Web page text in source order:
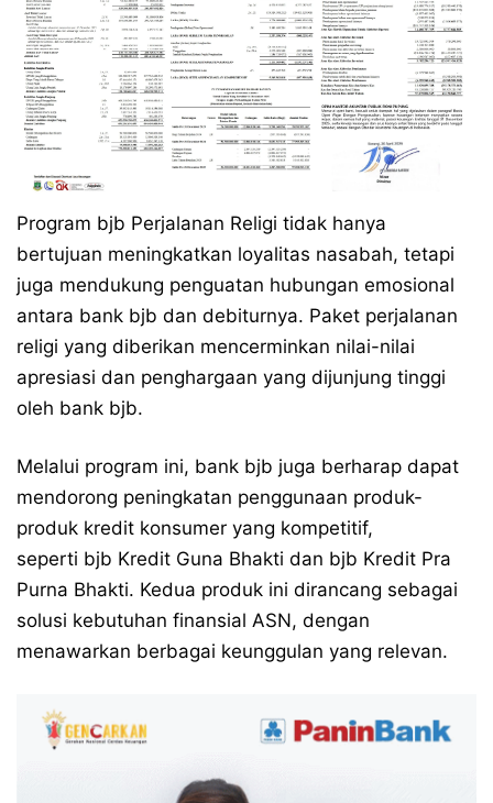
Program bjb Perjalanan Religi tidak hanya
bertujuan meningkatkan loyalitas nasabah, tetapi
juga mendukung penguatan hubungan emosional
antara bank bjb dan debiturnya. Paket perjalanan
religi yang diberikan mencerminkan nilai-nilai
apresiasi dan penghargaan yang dijunjung tinggi
oleh bank bjb.
Melalui program ini, bank bjb juga berharap dapat
mendorong peningkatan penggunaan produk-
produk kredit konsumer yang kompetitif,
seperti bjb Kredit Guna Bhakti dan bjb Kredit Pra
Purna Bhakti. Kedua produk ini dirancang sebagai
solusi kebutuhan finansial ASN, dengan
menawarkan berbagai keunggulan yang relevan.